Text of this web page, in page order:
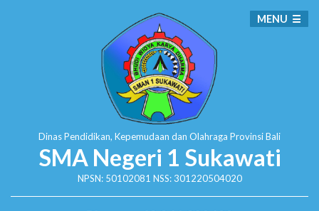
Dinas Pendidikan, Kepemudaan dan Olahraga Provinsi Bali
SMA Negeri 1 Sukawati
NPSN: 50102081 NSS: 301220504020
MENU